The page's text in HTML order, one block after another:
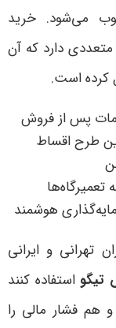
می‌شود. خرید
دارد که آن
کرده است.
پس از فروش
طرح اقساط
هوشمند
تهرانی و ایرانی
تیگو استفاده کنند
و هم فشار مالی را